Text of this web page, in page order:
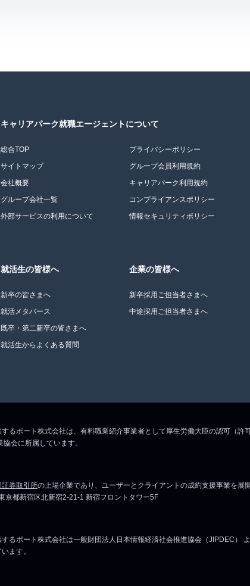
キャリアパーク就職エージェントについて
総合TOP
サイトマップ
会社概要
グループ会社一覧
外部サービスの利用について
プライバシーポリシー
グループ会員利用規約
キャリアパーク利用規約
コンプライアンスポリシー
情報セキュリティポリシー
就活生の皆様へ
新卒の皆さまへ
就活メタバース
既卒・第二新卒の皆さまへ
就活生からよくある質問
企業の皆様へ
新卒採用ご担当者さまへ
中途採用ご担当者さまへ